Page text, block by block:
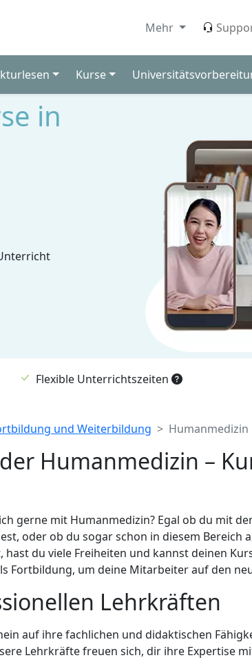
Mehr
Kurse
in
Flexible Unterrichtszeiten
und Weiterbildung Humanmedizin
Humanmedizin –
gerne mit Humanmedizin? Egal ob du mit
oder ob du sogar schon in diesem Bereich
du viele Freiheiten und kannst deinen
Fortbildung, um deine Mitarbeiter auf den
Lehrkräften
auf ihre fachlichen und didaktischen
Lehrkräfte freuen sich, dir ihre Expertise